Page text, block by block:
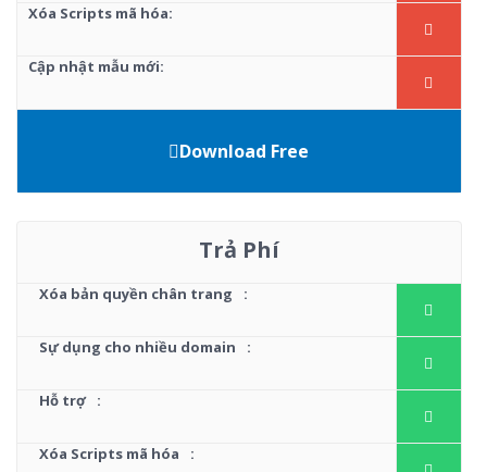
Xóa Scripts mã hóa:
Cập nhật mẫu mới:
Download Free
Trả Phí
Xóa bản quyền chân trang :
Sự dụng cho nhiều domain :
Hỗ trợ :
Xóa Scripts mã hóa :